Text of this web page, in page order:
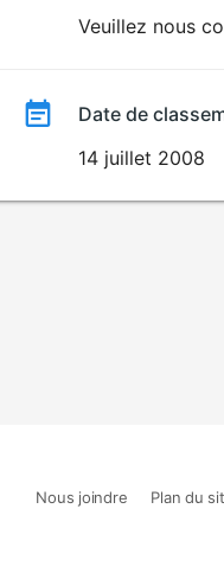
Veuillez nous
Date de
14 juillet 2008
Nous joindre Plan du